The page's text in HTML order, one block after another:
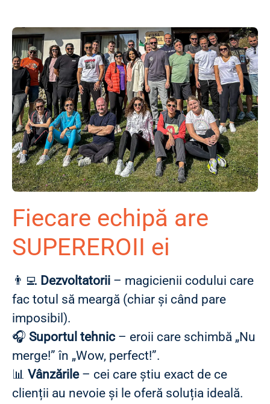
Fiecare echipă are
SUPEREROII ei
👨‍💻 Dezvoltatorii – magicienii codului care
fac totul să meargă (chiar și când pare
imposibil).
🎧 Suportul tehnic– eroii care schimbă „Nu
merge!” în „Wow, perfect!”.
📊 Vânzările – cei care știu exact de ce
clienții au nevoie și le oferă soluția ideală.